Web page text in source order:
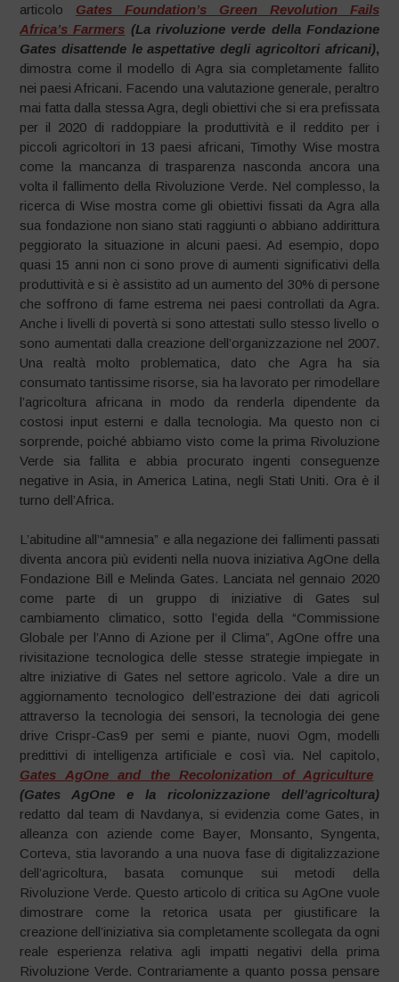
articolo Gates Foundation’s Green Revolution Fails
Africa’s Farmers (La rivoluzione verde della Fondazione
Gates disattende le aspettative degli agricoltori africani),
dimostra come il modello di Agra sia completamente fallito
nei paesi Africani. Facendo una valutazione generale, peraltro
mai fatta dalla stessa Agra, degli obiettivi che si era prefissata
per il 2020 di raddoppiare la produttività e il reddito per i
piccoli agricoltori in 13 paesi africani, Timothy Wise mostra
come la mancanza di trasparenza nasconda ancora una
volta il fallimento della Rivoluzione Verde. Nel complesso, la
ricerca di Wise mostra come gli obiettivi fissati da Agra alla
sua fondazione non siano stati raggiunti o abbiano addirittura
peggiorato la situazione in alcuni paesi. Ad esempio, dopo
quasi 15 anni non ci sono prove di aumenti significativi della
produttività e si è assistito ad un aumento del 30% di persone
che soffrono di fame estrema nei paesi controllati da Agra.
Anche i livelli di povertà si sono attestati sullo stesso livello o
sono aumentati dalla creazione dell’organizzazione nel 2007.
Una realtà molto problematica, dato che Agra ha sia
consumato tantissime risorse, sia ha lavorato per rimodellare
l’agricoltura africana in modo da renderla dipendente da
costosi input esterni e dalla tecnologia. Ma questo non ci
sorprende, poiché abbiamo visto come la prima Rivoluzione
Verde sia fallita e abbia procurato ingenti conseguenze
negative in Asia, in America Latina, negli Stati Uniti. Ora è il
turno dell’Africa.
L’abitudine all’“amnesia” e alla negazione dei fallimenti passati
diventa ancora più evidenti nella nuova iniziativa AgOne della
Fondazione Bill e Melinda Gates. Lanciata nel gennaio 2020
come parte di un gruppo di iniziative di Gates sul
cambiamento climatico, sotto l’egida della “Commissione
Globale per l’Anno di Azione per il Clima”, AgOne offre una
rivisitazione tecnologica delle stesse strategie impiegate in
altre iniziative di Gates nel settore agricolo. Vale a dire un
aggiornamento tecnologico dell’estrazione dei dati agricoli
attraverso la tecnologia dei sensori, la tecnologia dei gene
drive Crispr-Cas9 per semi e piante, nuovi Ogm, modelli
predittivi di intelligenza artificiale e così via. Nel capitolo,
Gates AgOne and the Recolonization of Agriculture
(Gates AgOne e la ricolonizzazione dell’agricoltura)
redatto dal team di Navdanya, si evidenzia come Gates, in
alleanza con aziende come Bayer, Monsanto, Syngenta,
Corteva, stia lavorando a una nuova fase di digitalizzazione
dell’agricoltura, basata comunque sui metodi della
Rivoluzione Verde. Questo articolo di critica su AgOne vuole
dimostrare come la retorica usata per giustificare la
creazione dell’iniziativa sia completamente scollegata da ogni
reale esperienza relativa agli impatti negativi della prima
Rivoluzione Verde. Contrariamente a quanto possa pensare